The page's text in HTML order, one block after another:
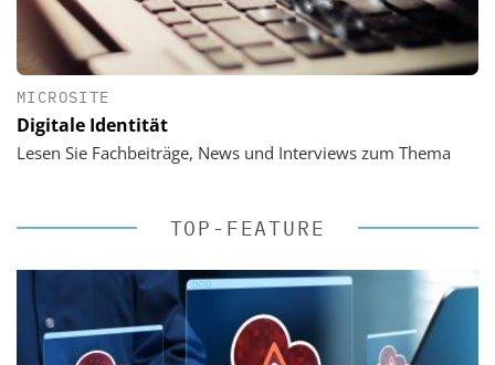
MICROSITE
Digitale Identität
Lesen Sie Fachbeiträge, News und Interviews zum Thema
TOP-FEATURE